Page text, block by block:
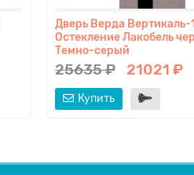
Дверь Верда Вертикаль-
Остекление Лакобель
Темно-серый
25635 ₽ 21021 ₽
Купить